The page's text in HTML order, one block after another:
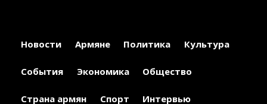
Новости Армяне Политика Культура
События Экономика Общество
Страна армян Спорт Интервью